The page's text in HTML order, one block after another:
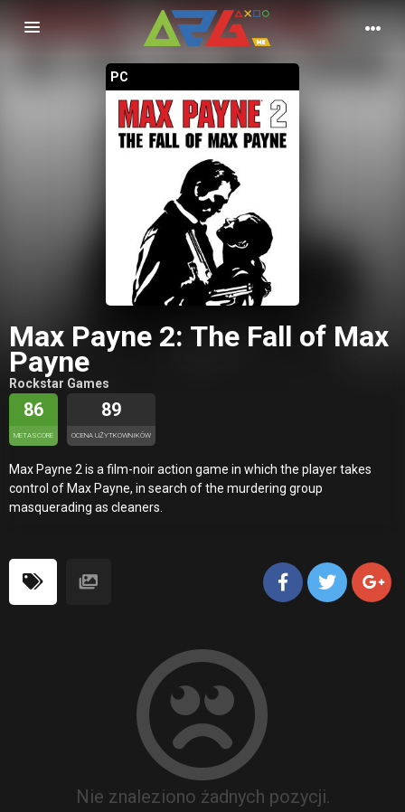
Nawigacja
PC
Max Payne 2: The Fall of Max
Payne
Rockstar Games
86
METASCORE
89
OCENA UŻYTKOWNIKÓW
Max Payne 2 is a film-noir action game in which the player takes
control of Max Payne, in search of the murdering group
masquerading as cleaners.
Nie znaleziono żadnych pozycji.